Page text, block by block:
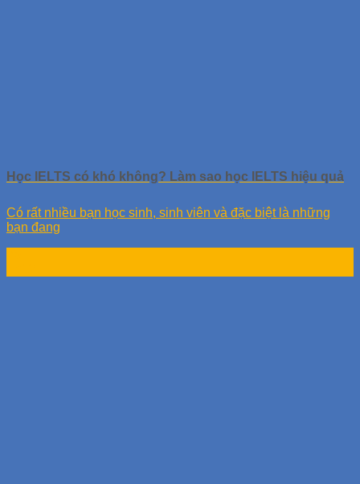
Học IELTS có khó không? Làm sao học IELTS hiệu quả
Có rất nhiều bạn học sinh, sinh viên và đặc biệt là những
bạn đang